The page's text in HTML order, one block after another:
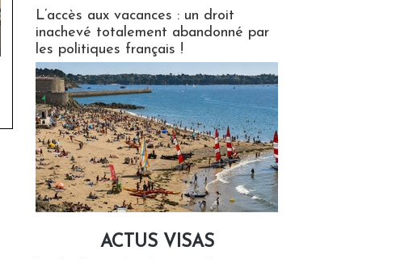
L’accès aux vacances : un droit
inachevé totalement abandonné par
les politiques français !
ACTUS VISAS